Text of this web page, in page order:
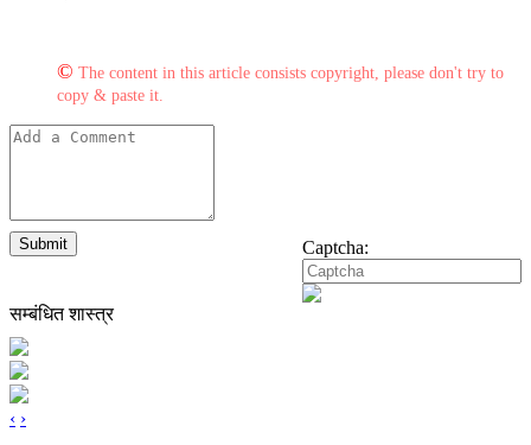
© The content in this article consists copyright, please don't try to
copy & paste it.
Captcha:
Submit
सम्बंधित शास्त्र
‹ ›